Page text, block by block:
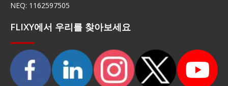
NEQ: 1162597505
FLIXY에서 우리를 찾아보세요